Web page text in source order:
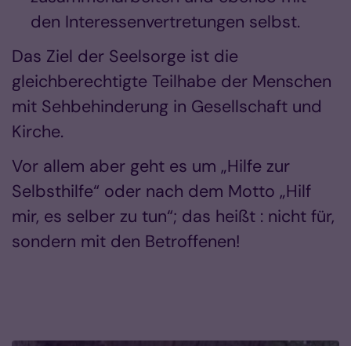
den Interessenvertretungen selbst.
Das Ziel der Seelsorge ist die
gleichberechtigte Teilhabe der Menschen
mit Sehbehinderung in Gesellschaft und
Kirche.
Vor allem aber geht es um „Hilfe zur
Selbsthilfe“ oder nach dem Motto „Hilf
mir, es selber zu tun“; das heißt : nicht für,
sondern mit den Betroffenen!